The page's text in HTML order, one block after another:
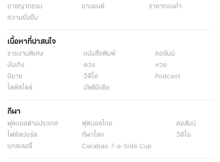
อาชญากรรม
ยานยนต์
ราคาทองคำ
ความยั่งยืน
เนื้อหาที่น่าสนใจ
รายงานพิเศษ หนังสือพิมพ์
คอลัมน์
บันเทิง
ดวง
หวย
นิยาย
วิดีโอ
Podcast
ไลฟ์สไตล์
มัลติมีเดีย
กีฬา
ฟุตบอลต่่างประเทศ ฟุตบอลไทย
คอลัมน์
ไฟต์สปอร์ต
กีฬาโลก
วิดีโอ
แกลเลอรี่
Carabao 7-a-Side Cup